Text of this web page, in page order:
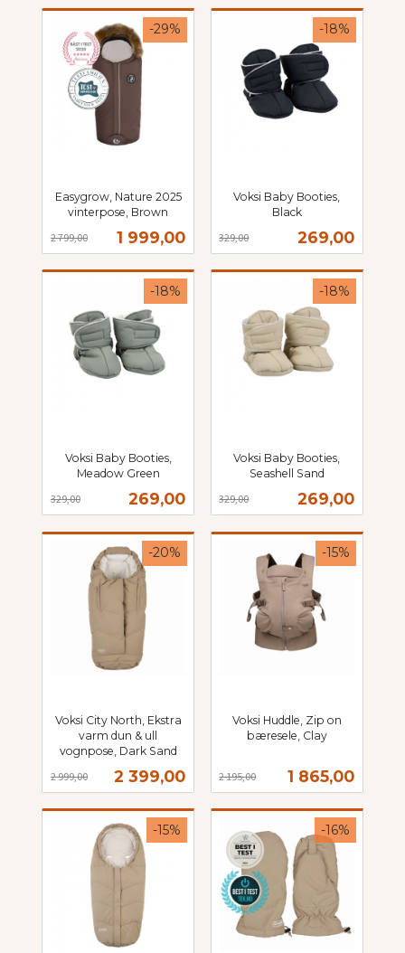
Easygrow, Nature 2025
vinterpose, Brown
Tilbud
1 999,00
2 799,00
-29%
mva.
Voksi Baby Booties,
Black
Tilbud
269,00
329,00
-18%
mva.
Voksi Baby Booties,
Meadow Green
Tilbud
269,00
329,00
-18%
mva.
Voksi Baby Booties,
Seashell Sand
Tilbud
269,00
329,00
-18%
mva.
Voksi City North, Ekstra
varm dun & ull
vognpose, Dark Sand
Tilbud
2 399,00
2 999,00
-20%
mva.
Voksi Huddle, Zip on
bæresele, Clay
Tilbud
1 865,00
2 195,00
-15%
-15% -16%